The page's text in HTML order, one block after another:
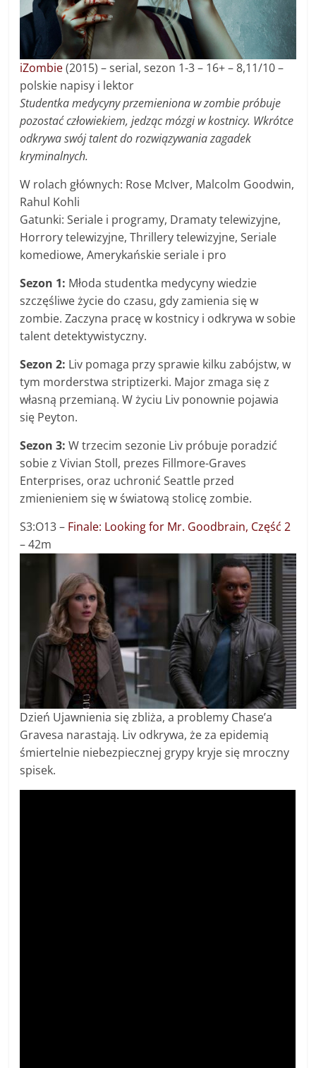
iZombie(2015) – serial, sezon 1-3 – 16+ –8,11/10 –
polskie napisy i lektor
Studentka medycyny przemieniona w zombie próbuje
pozostać człowiekiem, jedząc mózgi w kostnicy. Wkrótce
odkrywa swój talent do rozwiązywania zagadek
kryminalnych.
W rolach głównych: Rose McIver, Malcolm Goodwin,
Rahul Kohli
Gatunki: Seriale i programy, Dramaty telewizyjne,
Horrory telewizyjne, Thrillery telewizyjne, Seriale
komediowe, Amerykańskie seriale i pro
Sezon 1: Młoda studentka medycyny wiedzie
szczęśliwe życie do czasu, gdy zamienia się w
zombie. Zaczyna pracę w kostnicy i odkrywa w sobie
talent detektywistyczny.
Sezon 2: Liv pomaga przy sprawie kilku zabójstw, w
tym morderstwa striptizerki. Major zmaga się z
własną przemianą. W życiu Liv ponownie pojawia
się Peyton.
Sezon 3: W trzecim sezonie Liv próbuje poradzić
sobie z Vivian Stoll, prezes Fillmore-Graves
Enterprises, oraz uchronić Seattle przed
zmienieniem się w światową stolicę zombie.
S3:O13 – Finale: Looking for Mr. Goodbrain, Część 2
– 42m
Dzień Ujawnienia się zbliża, a problemy Chase’a
Gravesa narastają. Liv odkrywa, że za epidemią
śmiertelnie niebezpiecznej grypy kryje się mroczny
spisek.